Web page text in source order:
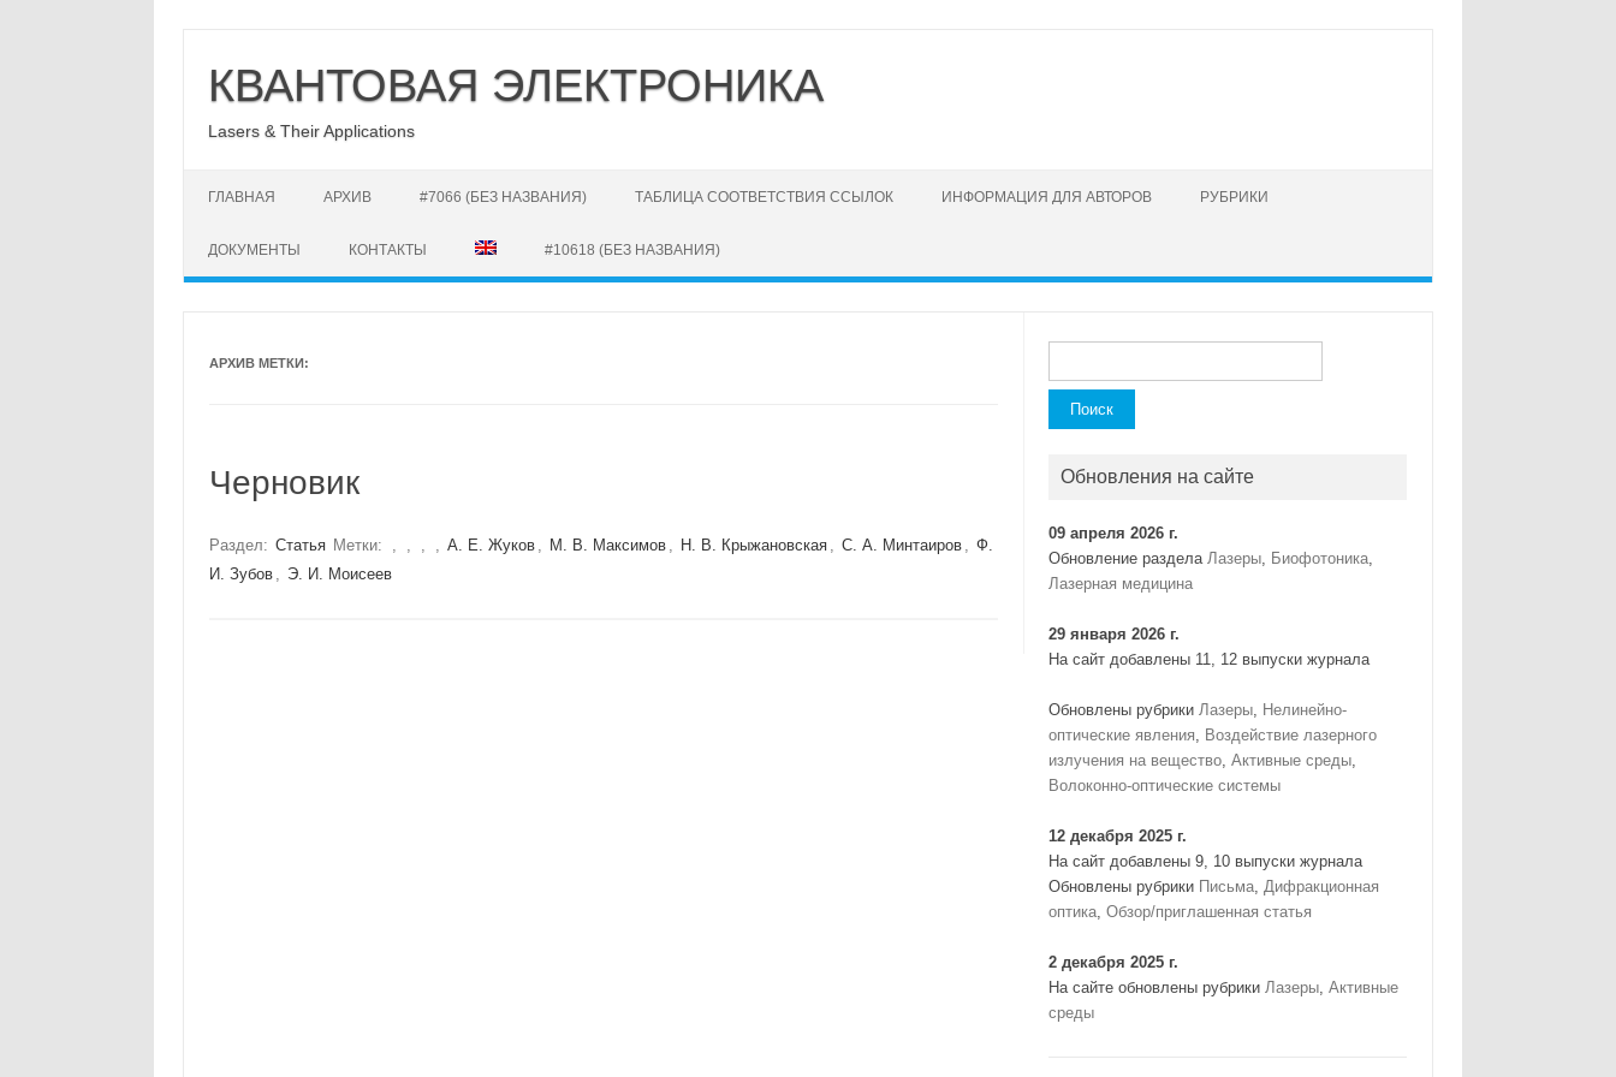
содержимому
КВАНТОВАЯ ЭЛЕКТРОНИКА
Lasers & Their Applications
ГЛАВНАЯ АРХИВ #7066 (БЕЗ НАЗВАНИЯ) ТАБЛИЦА СООТВЕТСТВИЯ ССЫЛОК ИНФОРМАЦИЯ ДЛЯ АВТОРОВ РУБРИКИ
ДОКУМЕНТЫ КОНТАКТЫ #10618 (БЕЗ НАЗВАНИЯ)
АРХИВ МЕТКИ:
Черновик
Раздел: Статья Метки: , , , , А. Е. Жуков , М. В. Максимов , Н. В. Крыжановская , С. А. Минтаиров , Ф.
И. Зубов , Э. И. Моисеев
Обновления на сайте
09 апреля 2026 г.
Обновление разделаЛазеры, Биофотоника,
Лазерная медицина
29 января 2026 г.
На сайт добавлены 11, 12 выпуски журнала
Обновлены рубрикиЛазеры, Нелинейно-
оптические явления, Воздействие лазерного
излучения на вещество,Активные среды,
Волоконно-оптические системы
12 декабря 2025 г.
На сайт добавлены 9, 10 выпуски журнала
Обновлены рубрики Письма,Дифракционная
оптика,Обзор/приглашенная статья
2 декабря 2025 г.
На сайте обновлены рубрикиЛазеры,Активные
среды